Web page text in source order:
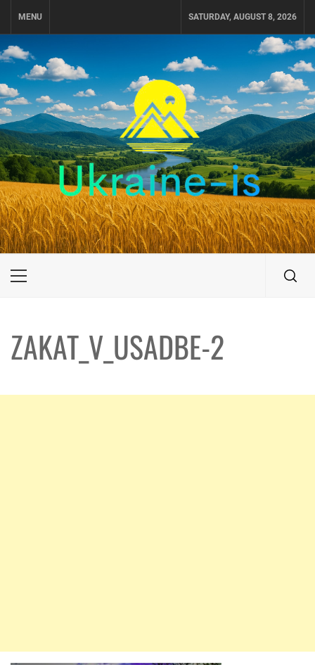
MENU SATURDAY, AUGUST 8, 2026
UKRAINE-IS
ПОДОРОЖI ПО УКРАЇНІ
Primary
ZAKAT_V_USADBE-2